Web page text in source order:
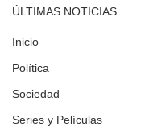
ÚLTIMAS NOTICIAS
Inicio
Política
Sociedad
Series y Películas